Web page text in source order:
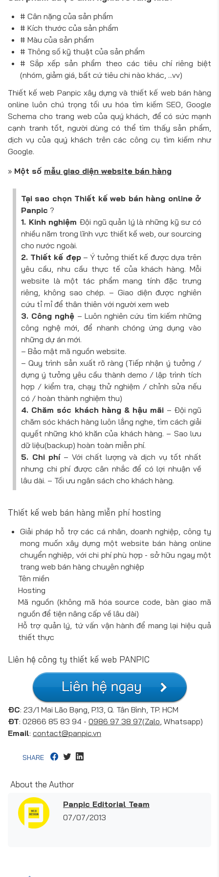
# Cân nặng của sản phẩm
# Kích thước của sản phẩm
# Màu của sản phẩm
# Thông số kỹ thuật của sản phẩm
# Sắp xếp sản phẩm theo các tiêu chí riêng biệt
(nhóm, giảm giá, bất cứ tiêu chi nào khác, ...vv)
Thiết kế web Panpic xây dựng và thiết kế web bán hàng
online luôn chú trọng tối ưu hóa tìm kiếm SEO, Google
Schema cho trang web của quý khách, để có sức mạnh
cạnh tranh tốt, người dùng có thể tìm thấy sản phẩm,
dịch vụ của quý khách trên các công cụ tìm kiếm như
Google.
» Một số mẫu giao diện website bán hàng
Tại sao chọn Thiết kế web bán hàng online ở
Panpic ?
1. Kinh nghiệm Đội ngũ quản lý là những kỹ sư có
nhiều năm trong lĩnh vực thiết kế web, our sourcing
cho nước ngoài.
2. Thiết kế đẹp– Ý tưởng thiết kế được dựa trên
yêu cầu, nhu cầu thực tế của khách hàng. Mỗi
website là một tác phẩm mang tính đặc trưng
riêng, không sao chép. – Giao diện được nghiên
cứu tỉ mỉ để thân thiên với người xem web
3. Công nghệ – Luôn nghiên cứu tìm kiếm những
công nghệ mới, để nhanh chóng ứng dụng vào
những dự án mới.
– Bảo mật mã nguồn website.
– Quy trình sản xuất rõ ràng (Tiếp nhận ý tưởng /
dựng ý tưởng yêu cầu thành demo / lập trình tích
hợp / kiểm tra, chạy thử nghiệm / chỉnh sửa nếu
có / hoàn thành nghiệm thu)
4. Chăm sóc khách hàng & hậu mãi – Đội ngũ
chăm sóc khách hàng luôn lắng nghe, tìm cách giải
quyết những khó khăn của khách hàng. – Sao lưu
dữ liệu(backup) hoàn toàn miễn phí.
5. Chi phí– Với chất lượng và dịch vụ tốt nhất
nhưng chi phí được cân nhắc để có lợi nhuận về
lâu dài. – Tối ưu ngân sách cho khách hàng.
Thiết kế web bán hàng miễn phí hosting
Giải pháp hỗ trợ các cá nhân, doanh nghiệp, công ty
mong muốn xây dựng một website bán hàng online
chuyển nghiệp, với chi phí phù hợp - sở hữu ngay một
trang web bán hàng chuyên nghiệp
Tên miền
Hosting
Mã nguồn (không mã hóa source code, bàn giao mã
nguồn để tiện nâng cấp về lâu dài)
Hỗ trợ quản lý, tứ vấn vận hành để mang lại hiệu quả
thiết thực
Liên hệ công ty thiết kế web PANPIC
ĐC: 23/1 Mai Lão Bạng, P.13, Q. Tân Bình, TP. HCM
ĐT: 02866 85 83 94 - 0986 97 38 97(Zalo, Whatsapp)
Email: contact@panpic.vn
SHARE
About the Author
Panpic Editorial Team
07/07/2013